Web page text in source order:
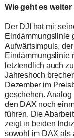
Wie geht es weiter
Der DJI hat mit
Eindämmungslinie
Aufwärtsimpuls,
Eindämmungslinie
letztendlich auch
Jahreshoch
Dezember im
geschehen.
den DAX noch
führen. Die
zeigt in beiden
sowohl im DAX als